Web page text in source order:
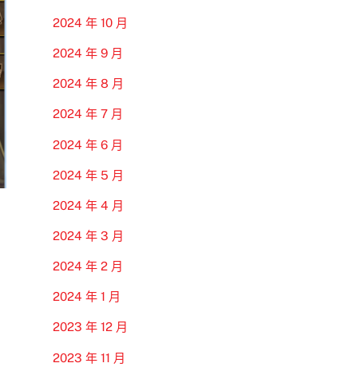
2024 年 10 月
2024 年 9 月
2024 年 8 月
2024 年 7 月
2024 年 6 月
2024 年 5 月
2024 年 4 月
2024 年 3 月
2024 年 2 月
2024 年 1 月
2023 年 12 月
2023 年 11 月